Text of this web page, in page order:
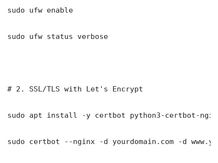
sudo ufw enable
sudo ufw status verbose
# 2. SSL/TLS with Let's Encrypt
sudo apt install -y certbot python3-certbot-
sudo certbot --nginx -d yourdomain.com -d